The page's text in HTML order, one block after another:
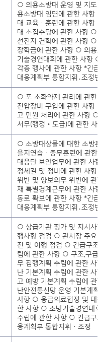
○ 의용소방대 운영 및 지도
용소방대 임면에 관한 사항
대 교육·훈련에 관한 사항
대 소집수당에 관한 사항 ○
선진지 견학에 관한 사항 ○
장학금에 관한 사항 ○ 의용
기술경연대회에 관한 사항 ○
각종 행사에 관한 사항 *긴급
대응계획부 통합지휘․조정반
○ 포 소화약제 관리에 관한
진압장비 구입에 관한 사항
고 민원 처리에 관한 사항 ○
서무(행정‧도급)에 관한 사
○ 소방대상물에 대한 소방
을지연습·충무훈련에 관한
대응단 보안업무에 관한 사
정체결 및 정비에 관한 사
위반 및 양보의무 위반에 관
재 특별경계근무에 관한 사
동로 확보에 관한 사항 *긴급
대응계획부 통합지휘․조정반
○ 상급기관 평가 및 지시사
행사항 점검 ○ 관서장 주요
진 및 이행 점검 ○ 긴급구조
립에 관한 사항 ○ 구조,구급,
무 집행계획 수립에 관한 사
난 기본계획 수립에 관한 사
고 예방 기본계획 수립에 관
난안전통신망 운영 기본계획
사항 ○ 응급의료협정 및 대
한 사항 ○ 소방기술경연대회
수립에 관한 사항 ○ 긴급구
응계획부 통합지휘·조정